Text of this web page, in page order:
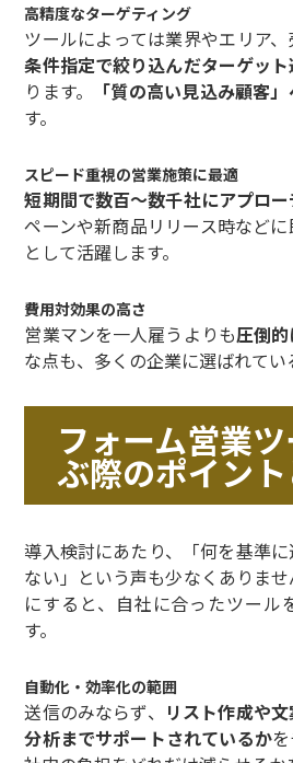
高精度なターゲティング
ツールによっては業界やエリア
条件指定で絞り込んだターゲッ
ります。
「質の高い見込み顧客
す。
スピード重視の営業施策に最適
短期間で数百～数千社にアプロ
ペーンや新商品リリース時など
として活躍します。
費用対効果の高さ
営業マンを一人雇うよりも圧倒
な点も、多くの企業に選ばれてい
フォーム営業
ぶ際のポイン
導入検討にあたり、「何を基準
ない」という声も少なくありま
にすると、自社に合ったツール
す。
自動化・効率化の範囲
送信のみならず、 リスト作成や
分析までサポートされているか